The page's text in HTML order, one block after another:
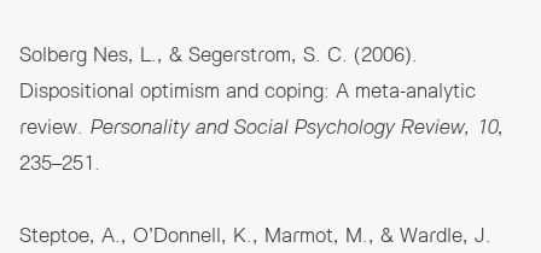
Solberg Nes, L., & Segerstrom, S. C. (2006).
Dispositional optimism and coping: A meta-analytic
review. Personality and Social Psychology Review, 10,
235–251.
Steptoe, A., O’Donnell, K., Marmot, M., & Wardle, J.